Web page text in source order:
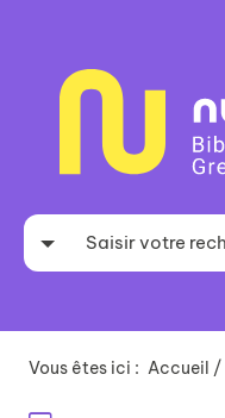
recherche
Vous êtes ici : Accueil /